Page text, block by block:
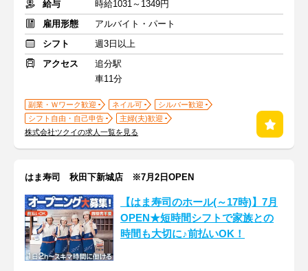
給与
時給1031～1349円
雇用形態
アルバイト・パート
シフト
週3日以上
アクセス
追分駅
車11分
副業・Ｗワーク歓迎 ネイル可
シルバー歓迎
シフト自由・自己申告
主婦(夫)歓迎
株式会社ツクイの求人一覧を見る
はま寿司 秋田下新城店 ※7月2日OPEN
【はま寿司のホール(～17時)】7月
OPEN★短時間シフトで家族との
時間も大切に♪前払いOK！